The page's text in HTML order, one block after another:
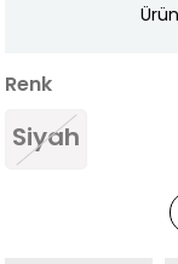
Renk
Siyah